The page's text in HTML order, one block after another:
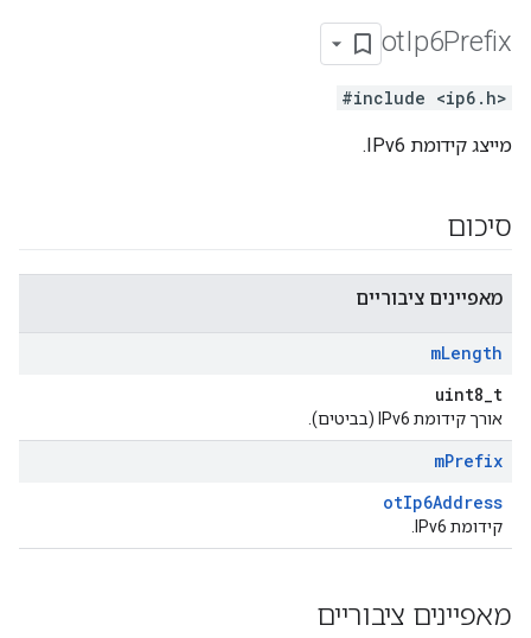
otIp6Prefix
#include <ip6.h>
מייצג קידומת IPv6.
סיכום
מאפיינים ציבוריים
mLength
uint8_t
אורך קידומת IPv6 (בביטים).
mPrefix
otIp6Address
קידומת IPv6.
מאפיינים ציבוריים